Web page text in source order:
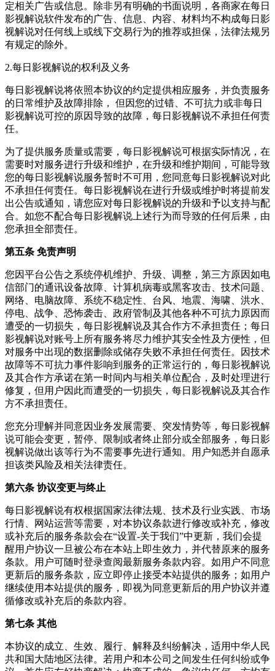
定相关广告或信息。除非另有明确的书面说明，各商家在每日
影视解说软件发布的广告、信息、内容、材料均不构成每日影
视解说对任何线上或线下交易行为的推荐或担保，法律法规另
有规定的除外。
2.每日影视解说的权利及义务
每日影视解说将依照本协议的约定提供相应服务，并负责服务
的日常维护及故障排除， 但因您的过错、不可抗力或非每日
影视解说可控的原因导致的故障， 每日影视解说不承担任何责
任。
为了提供服务质量或需要， 每日影视解说可根据实际情况，在
需要时对服务进行升级和维护，在升级和维护期间，可能导致
您的每日影视解说服务暂时不可用，您同意每日影视解说对此
不承担任何责任。 每日影视解说在进行升级或维护时将提前发
出公告或通知，请您应对每日影视解说的升级和予以支持与配
合。如您不配合每日影视解说 上述行为而导致的任何后果，由
您承担全部责任。
第五条 免责声明
您因平台公告之系统停机维护、升级、调整，第三方原因如电
信部门的通讯设备故障、计算机病毒或黑客攻击、技术问题、
网络、电脑故障、系统不稳定性、台风、地震、海啸、洪水、
停电、战争、恐怖袭击、政府管制及其他各种不可抗力原因而
遭受的一切损失， 每日影视解说及其合作方不承担责任； 每日
影视解说对账号上所有服务将尽力维护其安全性及方便性，但
对服务中出现的数据删除或储存失败不承担任何责任。因技术
故障等不可抗力事件影响到服务的正常运行的， 每日影视解说
及其合作方承诺在第一时间内与相关单位配合，及时处理进行
修复，但用户因此而遭受的一切损失， 每日影视解说及其合作
方不承担责任。
您充分理解并同意因业务发展需要、突发情势等， 每日影视解
说可能会变更，暂停、限制或者终止部分或全部服务， 每日影
视解说做出该等行为不需要事先进行通知。用户知悉并自愿承
担该类风险及相关法律责任。
第六条 协议变更与终止
每日影视解说有权根据国家法律法规、技术及行业实践、市场
行情、网站运营等需要，对本协议条款进行修改或补充，修改
或补充后的服务条款会在“设置-关于我们”中更新，我们会提
醒用户协议一旦被公布在本站上即生效力，并代替原来的服务
条款。用户可随时登录查阅最新服务条款内容。如用户不同意
更新后的服务条款，应立即停止接受本站提供的服务；如用户
继续使用本站提供的服务，即视为同意更新后的用户协议并遵
循修改或补充后的条款内容。
第七条 其他
本协议的成立、生效、履行、解释及纠纷解决，适用中华人民
共和国大陆地区法律。若用户和本公司之间发生任何纠纷或争